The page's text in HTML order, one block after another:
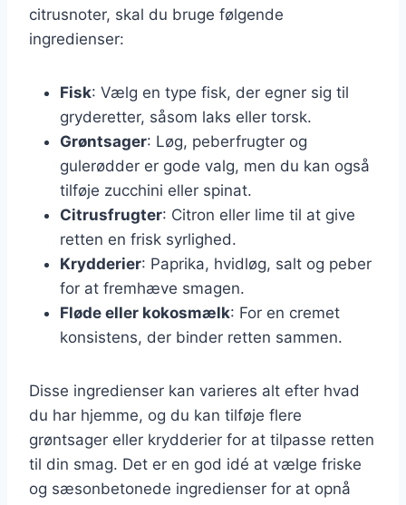
citrusnoter, skal du bruge følgende
ingredienser:
Fisk: Vælg en type fisk, der egner sig til
gryderetter, såsom laks eller torsk.
Grøntsager: Løg, peberfrugter og
gulerødder er gode valg, men du kan også
tilføje zucchini eller spinat.
Citrusfrugter: Citron eller lime til at give
retten en frisk syrlighed.
Krydderier: Paprika, hvidløg, salt og peber
for at fremhæve smagen.
Fløde eller kokosmælk: For en cremet
konsistens, der binder retten sammen.
Disse ingredienser kan varieres alt efter hvad
du har hjemme, og du kan tilføje flere
grøntsager eller krydderier for at tilpasse retten
til din smag. Det er en god idé at vælge friske
og sæsonbetonede ingredienser for at opnå